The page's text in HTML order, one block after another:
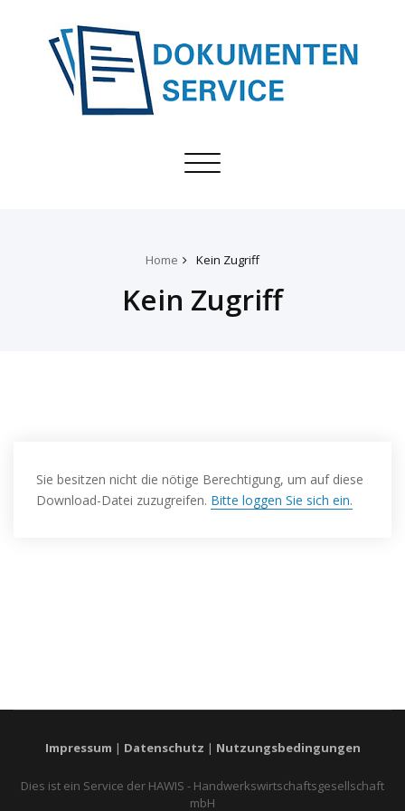
Toggle
Home Kein Zugriff
Kein Zugriff
Sie besitzen nicht die nötige Berechtigung, um auf diese
Download-Datei zuzugreifen. Bitte loggen Sie sich ein.
Impressum | Datenschutz | Nutzungsbedingungen
Dies ist ein Service der HAWIS - Handwerkswirtschaftsgesellschaft
mbH